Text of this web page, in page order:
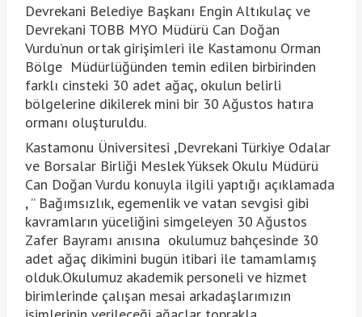
Devrekani Belediye Başkanı Engin Altıkulaç ve
Devrekani TOBB MYO Müdürü Can Doğan
Vurdu’nun ortak girişimleri ile Kastamonu Orman
Bölge Müdürlüğünden temin edilen birbirinden
farklı cinsteki 30 adet ağaç, okulun belirli
bölgelerine dikilerek mini bir 30 Ağustos hatıra
ormanı oluşturuldu.
Kastamonu Üniversitesi ,Devrekani Türkiye Odalar
ve Borsalar Birliği Meslek Yüksek Okulu Müdürü
Can Doğan Vurdu konuyla ilgili yaptığı açıklamada
, ” Bağımsızlık, egemenlik ve vatan sevgisi gibi
kavramların yüceliğini simgeleyen 30 Ağustos
Zafer Bayramı anısına okulumuz bahçesinde 30
adet ağaç dikimini bugün itibari ile tamamlamış
olduk.Okulumuz akademik personeli ve hizmet
birimlerinde çalışan mesai arkadaşlarımızın